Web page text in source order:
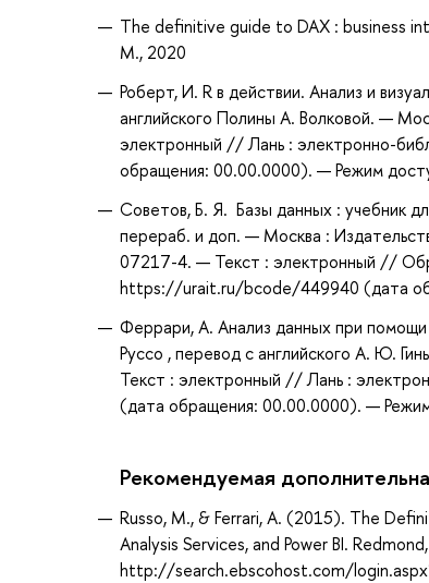
The definitive guide to DAX : business
M., 2020
Роберт, И. R в действии. Анализ и
английского Полины А. Волковой. —
электронный // Лань : электронно-
обращения: 00.00.0000). — Режим
Советов, Б. Я. Базы данных : учебник
перераб. и доп. — Москва :
07217-4. — Текст : электронный //
https://urait.ru/bcode/449940 (дата
Феррари, А. Анализ данных при
Руссо , перевод с английского А. Ю.
Текст : электронный // Лань :
(дата обращения: 00.00.0000). —
Рекомендуемая
Russo, M., & Ferrari, A. (2015). The
Analysis Services, and Power BI.
http://search.ebscohost.com/